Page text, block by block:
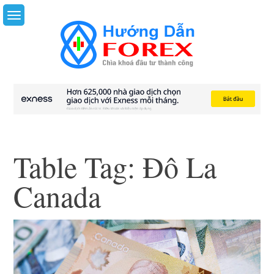
Skip
to
Table Tag:Đô La
Canada